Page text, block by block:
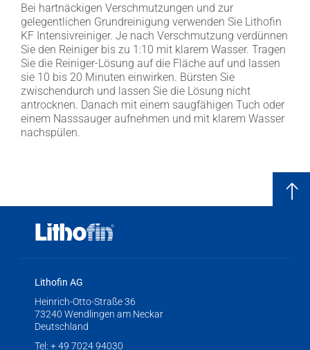
Bei hartnäckigen Verschmutzungen und zur
gelegentlichen Grundreinigung verwenden Sie Lithofin
KF Intensivreiniger. Je nach Verschmutzung verdünnen
Sie den Reiniger bis zu 1:10 mit klarem Wasser. Tragen
Sie die Reiniger-Lösung auf die Fläche auf und lassen
sie 10 bis 20 Minuten einwirken. Bürsten Sie
zwischendurch und lassen Sie die Lösung nicht
antrocknen. Danach mit einem saugfähigen Tuch oder
einem Nasssauger aufnehmen und mit klarem Wasser
nachspülen.
Lithofin AG
Heinrich-Otto-Straße 36
73240 Wendlingen am Neckar
Deutschland
Tel: + 49 7024 94030